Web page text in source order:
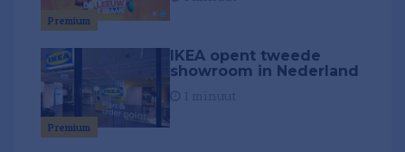
Premium
Premium
IKEA opent tweede
showroom in Nederland